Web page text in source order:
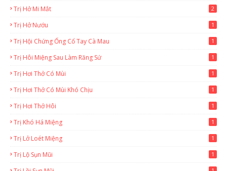
Trị Hở Mi Mắt 2
Trị Hở Nướu 1
Trị Hội Chứng Ống Cổ Tay Cà Mau 1
Trị Hôi Miệng Sau Làm Răng Sứ 1
Trị Hơi Thở Có Mùi 1
Trị Hơi Thở Có Mùi Khó Chịu 1
Trị Hơi Thở Hôi 1
Trị Khó Há Miệng 1
Trị Lở Loét Miệng 1
Trị Lộ Sụn Mũi 1